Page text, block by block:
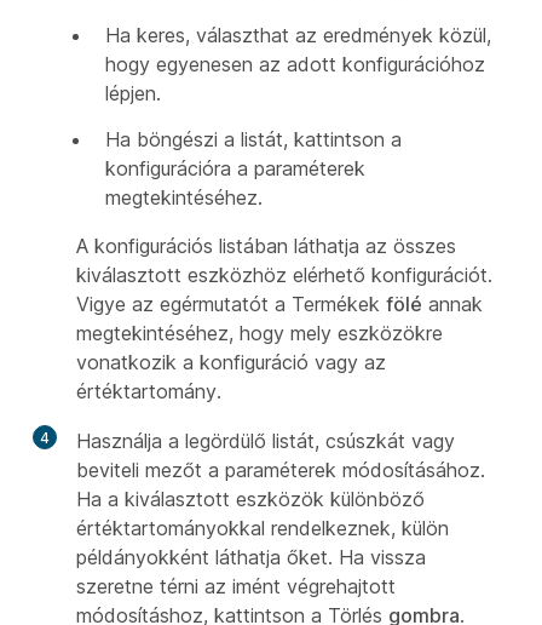
Ha keres, választhat az eredmények közül,
hogy egyenesen az adott konfigurációhoz
lépjen.
Ha böngészi a listát, kattintson a
konfigurációra a paraméterek
megtekintéséhez.
A konfigurációs listában láthatja az összes
kiválasztott eszközhöz elérhető konfigurációt.
Vigye az egérmutatót a Termékek fölé annak
megtekintéséhez, hogy mely eszközökre
vonatkozik a konfiguráció vagy az
értéktartomány.
4
Használja a legördülő listát, csúszkát vagy
beviteli mezőt a paraméterek módosításához.
Ha a kiválasztott eszközök különböző
értéktartományokkal rendelkeznek, külön
példányokként láthatja őket. Ha vissza
szeretne térni az imént végrehajtott
módosításhoz, kattintson a Törlés gombra.